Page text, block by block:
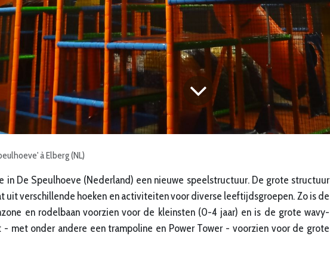
à Elberg (NL)
in De Speulhoeve (Nederland) een nieuwe speelstructuur. De grote structuur
uit verschillende hoeken en activiteiten voor diverse leeftijdsgroepen. Zo is de
en rodelbaan voorzien voor de kleinsten (0-4 jaar) en is de grote wavy-
- met onder andere een trampoline en Power Tower - voorzien voor de grote